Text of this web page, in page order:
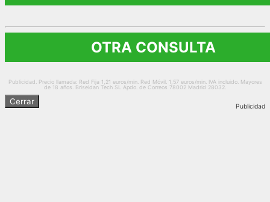
OTRA CONSULTA
Publicidad. Precio llamada: Red Fija 1,21 euros/min. Red Móvil. 1,57 euros/min. IVA incluido. Mayores
de 18 años. Briseidan Tech SL Apdo. de Correos 78002 Madrid 28032.
Publicidad
Cerrar